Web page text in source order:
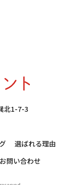
北1-7-3
選ばれる理由
お問い合わせ